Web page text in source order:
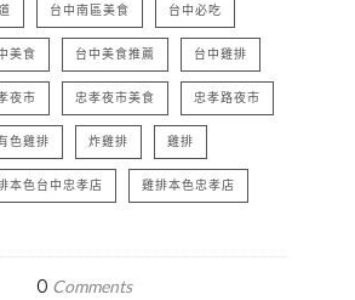
台中南區美食 台中必吃
美食 台中美食推薦 台中雞排
夜市 忠孝夜市美食 忠孝路夜市
色雞排 炸雞排 雞排
本色台中忠孝店 雞排本色忠孝店
0 Comments